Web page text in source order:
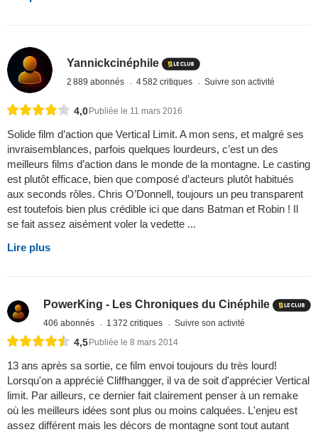
Yannickcinéphile
2 889 abonnés 4 582 critiques Suivre son activité
4,0Publiée le 11 mars 2016
Solide film d’action que Vertical Limit. A mon sens, et malgré ses
invraisemblances, parfois quelques lourdeurs, c’est un des
meilleurs films d’action dans le monde de la montagne. Le casting
est plutôt efficace, bien que composé d’acteurs plutôt habitués
aux seconds rôles. Chris O’Donnell, toujours un peu transparent
est toutefois bien plus crédible ici que dans Batman et Robin ! Il
se fait assez aisément voler la vedette ...
Lire plus
PowerKing - Les Chroniques du Cinéphile
406 abonnés 1 372 critiques Suivre son activité
4,5Publiée le 8 mars 2014
13 ans après sa sortie, ce film envoi toujours du très lourd!
Lorsqu'on a apprécié Cliffhangger, il va de soit d'apprécier Vertical
limit. Par ailleurs, ce dernier fait clairement penser à un remake
où les meilleurs idées sont plus ou moins calquées. L'enjeu est
assez différent mais les décors de montagne sont tout autant